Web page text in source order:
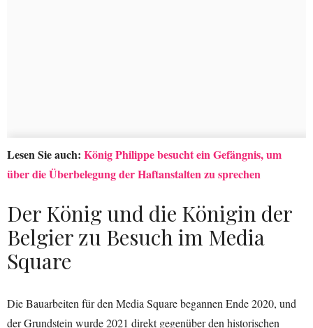
Lesen Sie auch: König Philippe besucht ein Gefängnis, um
über die Überbelegung der Haftanstalten zu sprechen
Der König und die Königin der
Belgier zu Besuch im Media
Square
Die Bauarbeiten für den Media Square begannen Ende 2020, und
der Grundstein wurde 2021 direkt gegenüber den historischen